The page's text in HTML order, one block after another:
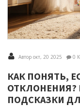
Автор окт, 20 2025 0
КАК ПОНЯТЬ,
ОТКЛОНЕНИЯ?
ПОДСКАЗКИ